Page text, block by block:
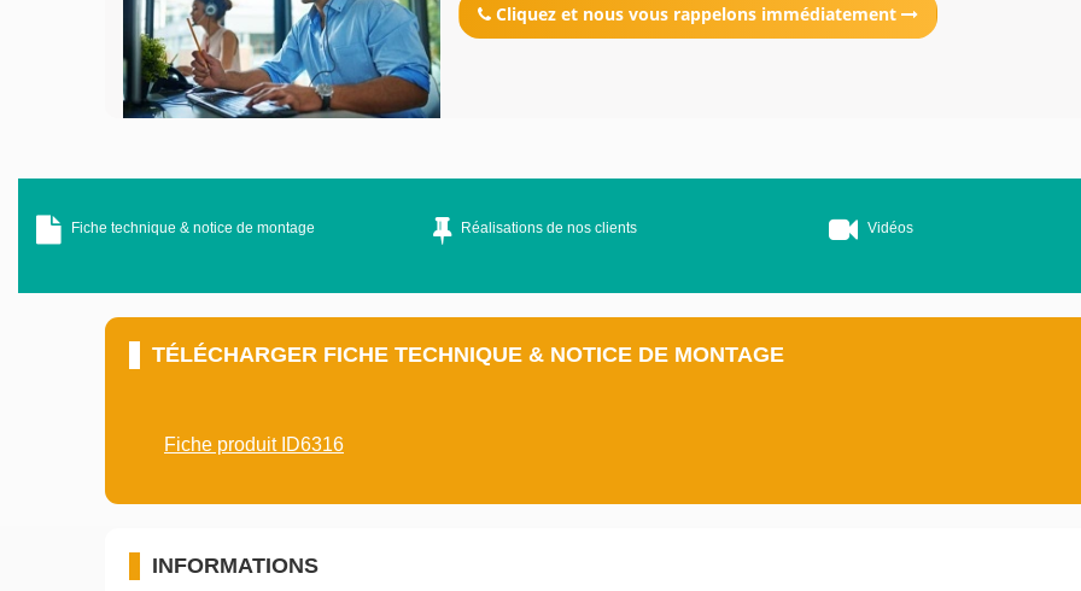
Cliquez et nous vous rappelons immédiatement
Fiche technique & notice de montage Réalisations de nos clients Vidéos
TÉLÉCHARGER FICHE TECHNIQUE & NOTICE DE MONTAGE
Fiche produit ID6316
INFORMATIONS